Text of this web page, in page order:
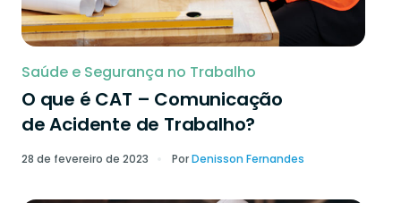
Saúde e Segurança no Trabalho
O que é CAT – Comunicação
de Acidente de Trabalho?
28 de fevereiro de 2023 PorDenisson Fernandes